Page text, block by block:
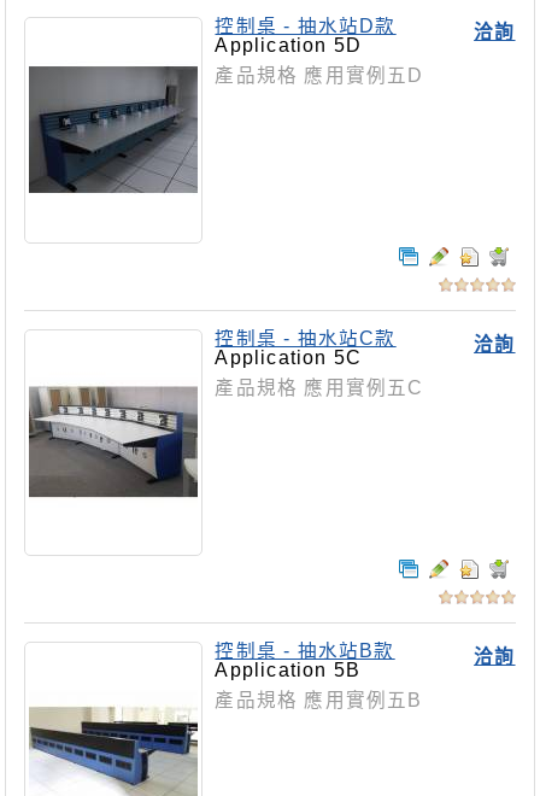
洽詢
控制桌 - 抽水站D款
Application 5D
產品規格 應用實例五D
洽詢
控制桌 - 抽水站C款
Application 5C
產品規格 應用實例五C
洽詢
控制桌 - 抽水站B款
Application 5B
產品規格 應用實例五B